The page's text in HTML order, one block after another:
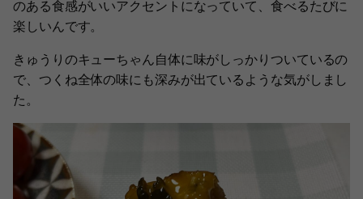
のある食感がいいアクセントになっていて、食べるたびに
楽しいんです。
きゅうりのキューちゃん自体に味がしっかりついているの
で、つくね全体の味にも深みが出ているような気がしまし
た。